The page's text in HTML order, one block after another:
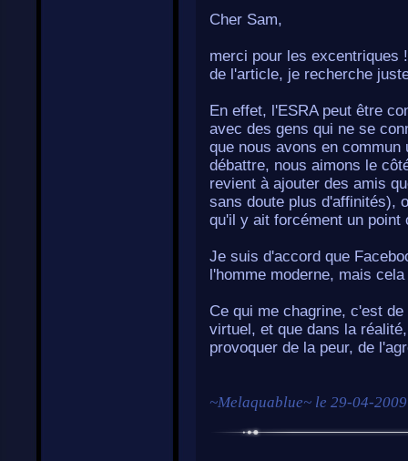
Cher Sam,
merci pour les excentriques
de l'article, je recherche
En effet, l'ESRA peut être
avec des gens qui ne se
que nous avons en
débattre, nous aimons le
revient à ajouter des amis
sans doute plus d'affinités),
qu'il y ait forcément un point
Je suis d'accord que
l'homme moderne, mais
Ce qui me chagrine, c'est
virtuel, et que dans la
provoquer de la peur, de
~Melaquablue~ le 29-04-